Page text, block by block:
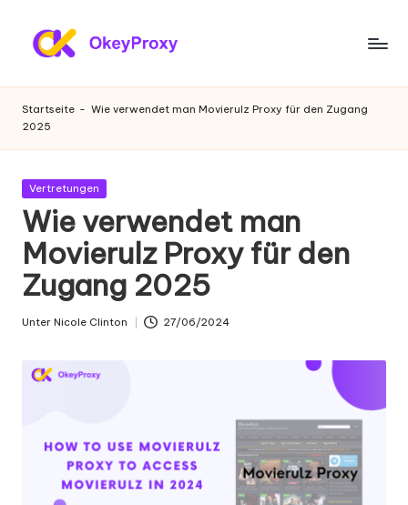
W
o
h
n
-
P
r
o
xi
e
HTTP(S)/SOCKS5-
kostenlose
Web-
Proxys
zum
Ausprobieren,
Tutorials
Proxy-
Web-
mehr.
Startseite - Wie verwendet man Movierulz Proxy für den Zugang
2025
Gepostet
Vertretungen
Wie verwendet man
Movierulz Proxy für den
Zugang 2025
Unter Nicole Clinton 27/06/2024